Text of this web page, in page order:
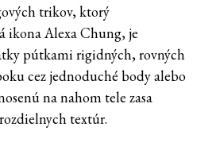
trikov, ktorý
ikona Alexa Chung, je
pútkami rigidných, rovných
cez jednoduché body alebo
na nahom tele zasa
textúr.